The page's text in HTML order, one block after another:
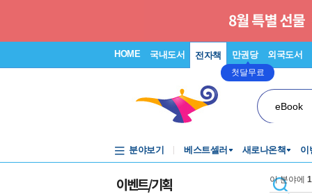
HOME 국내도서 전자책 만권당
첫달무료
외국도서
eBook
분야보기 베스트셀러 새로나온책 이
이벤트/기획 이 분야에